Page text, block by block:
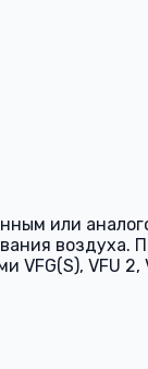
или
воздуха.
VFU